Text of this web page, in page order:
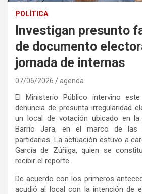
POLÍTICA
Investigan presunto
de documento
jornada de internas
07/06/2026 agenda
El Ministerio Público intervino
denuncia de presunta irregularidad
un local de votación ubicado en la
Barrio Jara, en el marco de las
partidarias. La actuación estuvo a
García de Zúñiga, quien se
recibir el reporte.
De acuerdo con los primeros
acudió al local con la intención de